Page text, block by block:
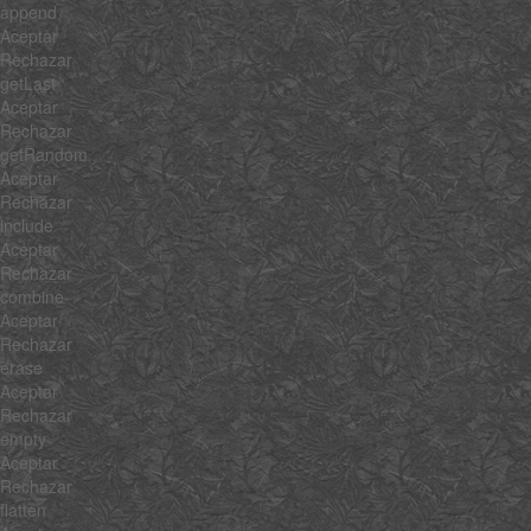
append
Aceptar
Rechazar
getLast
Aceptar
Rechazar
getRandom
Aceptar
Rechazar
include
Aceptar
Rechazar
combine
Aceptar
Rechazar
erase
Aceptar
Rechazar
empty
Aceptar
Rechazar
flatten